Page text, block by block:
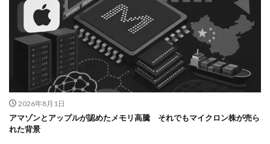
2026年8月1日
アマゾンとアップルが認めたメモリ高騰 それでもマイクロン株が売ら
れた背景